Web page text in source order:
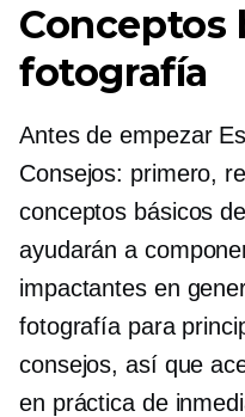
Conceptos
fotografía
Antes de empezar
Consejos: primero,
conceptos básicos
ayudarán a
impactantes en
fotografía para
consejos, así que
en práctica de